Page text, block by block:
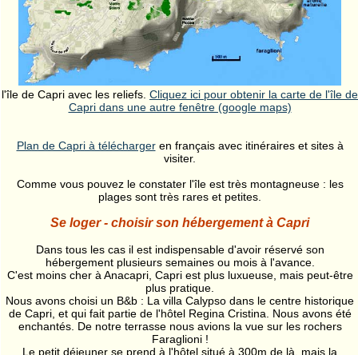
l'île de Capri avec les reliefs. Cliquez ici pour obtenir la carte de l'île de
Capri dans une autre fenêtre (google maps)
Plan de Capri à téléchargeren français avec itinéraires et sites à
visiter.
Comme vous pouvez le constater l'île est très montagneuse : les
plages sont très rares et petites.
Se loger - choisir son hébergement à Capri
Dans tous les cas il est indispensable d'avoir réservé son
hébergement plusieurs semaines ou mois à l'avance.
C'est moins cher à Anacapri, Capri est plus luxueuse, mais peut-être
plus pratique.
Nous avons choisi un B&b : La villa Calypso dans le centre historique
de Capri, et qui fait partie de l'hôtel Regina Cristina. Nous avons été
enchantés. De notre terrasse nous avions la vue sur les rochers
Faraglioni !
Le petit déjeuner se prend à l'hôtel situé à 300m de là, mais la